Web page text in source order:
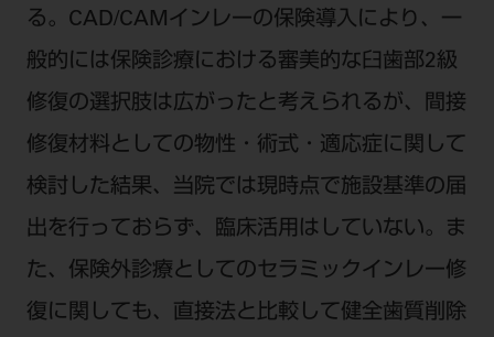
る。CAD/CAMインレーの保険導入により、一
般的には保険診療における審美的な臼歯部2級
修復の選択肢は広がったと考えられるが、間接
修復材料としての物性・術式・適応症に関して
検討した結果、当院では現時点で施設基準の届
出を行っておらず、臨床活用はしていない。ま
た、保険外診療としてのセラミックインレー修
復に関しても、直接法と比較して健全歯質削除
IP電話・ひかり電話は繋がらない場合がありま
受付時間 月～金 9:00～17:00 （祝日・夏季休
暇、年末年始を除く）
歯科医療従事者専用窓口となります。
業所へお問い合わせ願います。
企業情報